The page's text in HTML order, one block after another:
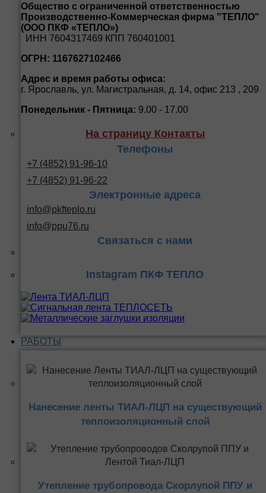
Общество с ограниченной ответственностью
Производственно-Коммерческая фирма "ТЕПЛО"
(ООО ПКФ «ТЕПЛО»)
ИНН 7604317469 КПП 760401001
ОГРН: 1167627102466
Адрес и время работы офиса:
г. Ярославль, ул. Магистральная, д. 14, офис 213 , 209
Понедельник - Пятница: 9.00 - 17.00
На страницу Контакты
Телефоны
+7 (4852) 91-96-10
+7 (4852) 91-96-22
Электронные адреса
info@pkfteplo.ru
info@ppu76.ru
Связаться с нами
Instagram ПКФ ТЕПЛО
РАБОТЫ
Нанесение ленты ТИАЛ-ЛЦП на существующий
теплоизоляционный слой
Утепление трубопровода Скорлупой ППУ и